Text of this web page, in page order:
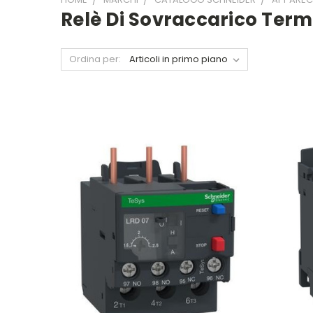
Relè Di Sovraccarico
Ordina per: